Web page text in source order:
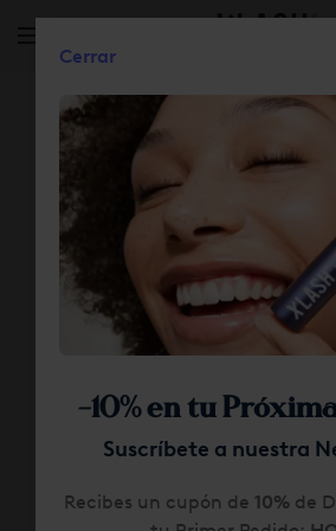
Skip to main content
Cerrar
-10% en tu
Suscríbete a nuestra
Recibes un cupón de 10% de